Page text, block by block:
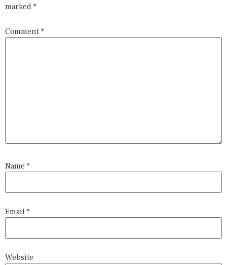
marked *
Comment *
Name *
Email *
Website